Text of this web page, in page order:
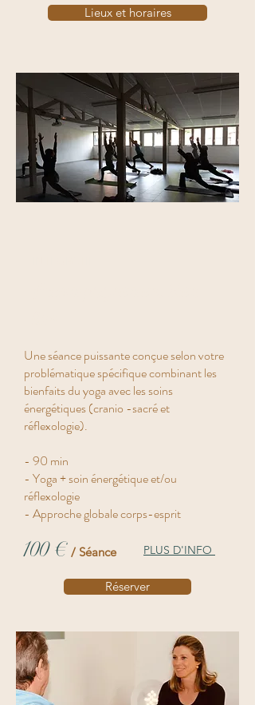
Lieux et horaires
Une séance puissante conçue selon votre
problématique spécifique combinant les
bienfaits du yoga avec les soins
énergétiques (cranio -sacré et
réflexologie).
- 90 min
- Yoga + soin énergétique et/ou
réflexologie
- Approche globale corps-esprit
100 € / Séance PLUS D'INFO
Réserver